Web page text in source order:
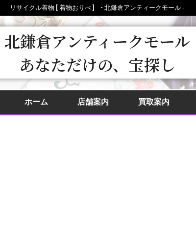
リサイクル着物 [ 着物おりべ ] - 北鎌倉アンティークモール ‐
北鎌倉アンティークモール
あなただけの、宝探し
ホーム 店舗案内 買取案内